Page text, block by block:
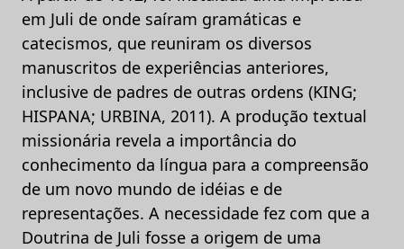
em Juli de onde saíram gramáticas e
catecismos, que reuniram os diversos
manuscritos de experiências anteriores,
inclusive de padres de outras ordens (KING;
HISPANA; URBINA, 2011). A produção textual
missionária revela a importância do
conhecimento da língua para a compreensão
de um novo mundo de idéias e de
representações. A necessidade fez com que a
Doutrina de Juli fosse a origem de uma